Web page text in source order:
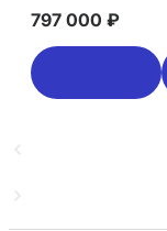
797 000 ₽